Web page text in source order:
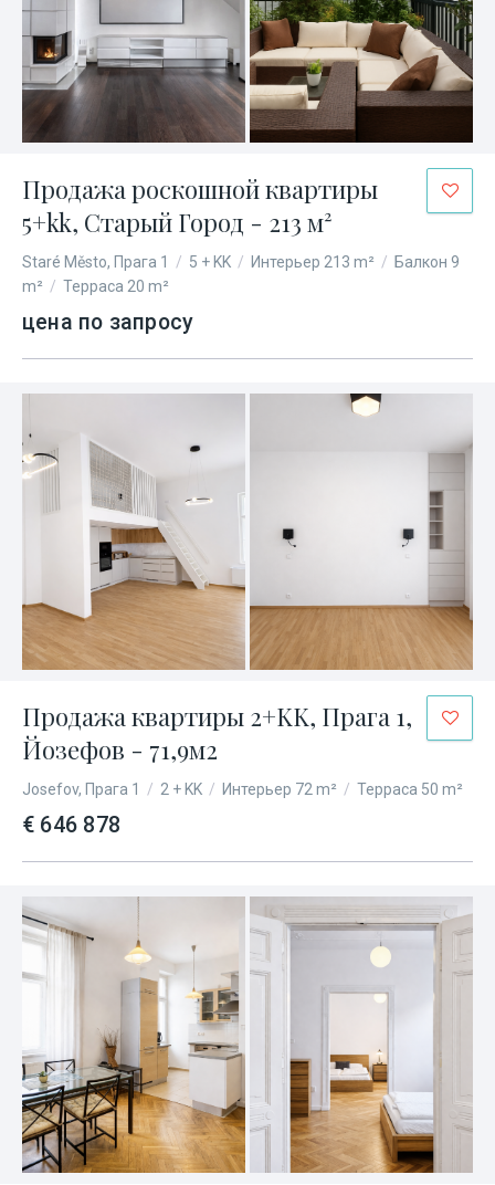
Продажа роскошной квартиры
5+kk, Старый Город - 213 м²
Staré Město, Прага 1 / 5 + KK / Интерьер 213 m² / Балкон 9
m² / Терраса 20 m²
цена по запросу
Продажа квартиры 2+KK, Прага 1,
Йозефов - 71,9м2
Josefov, Прага 1 / 2 + KK / Интерьер 72 m² / Терраса 50 m²
€ 646 878